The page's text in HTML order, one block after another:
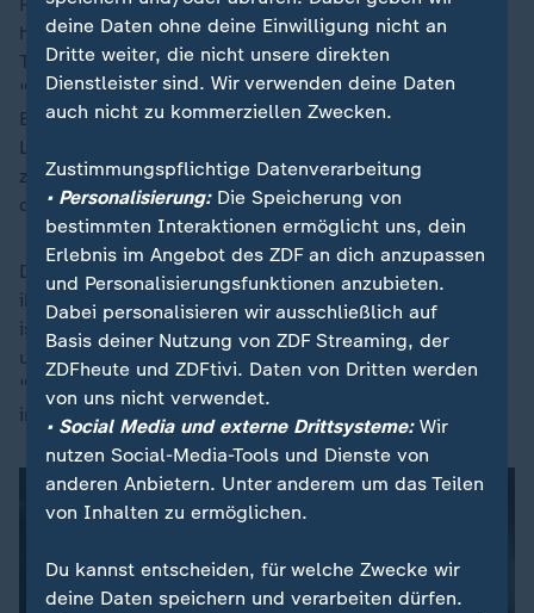
haben. Dazu gehöre neben der selbst auferlegten
Transparenzpflicht bei den Grünen zum Beispiel, keine
"KI zur Nachahmung von Stimmen oder physischem
Erscheinungsbild einer Person" zu verwenden. Die
Linke teilt ZDFheute mit, keine Deepfake-Technologien
zu nutzen, um politischen Mitbewerbern Aussagen in
den Mund zu legen.
Die SPD widmet der Nutzung von KI ein Kapitel in
ihrem "Handbuch Wahlkampfwissen". Darin enthalten
ist neben Nutzungs-Tipps die Mahnung, dass ethische
und rechtliche Aspekte zu berücksichtigen seien:
"Transparenz, Verantwortung und
immer im Vordergrund stehen."
deine Daten ohne deine Einwilligung nicht an
Dritte weiter, die nicht unsere direkten
Dienstleister sind. Wir verwenden deine Daten
auch nicht zu kommerziellen Zwecken.
Zustimmungspflichtige Datenverarbeitung
• Personalisierung:Die Speicherung von
bestimmten Interaktionen ermöglicht uns, dein
Erlebnis im Angebot des ZDF an dich anzupassen
und Personalisierungsfunktionen anzubieten.
Dabei personalisieren wir ausschließlich auf
Basis deiner Nutzung von ZDF Streaming, der
ZDFheute und ZDFtivi. Daten von Dritten werden
von uns nicht verwendet.
• Social Media und externe Drittsysteme:Wir
nutzen Social-Media-Tools und Dienste von
anderen Anbietern. Unter anderem um das Teilen
von Inhalten zu ermöglichen.
Du kannst entscheiden, für welche Zwecke wir
deine Daten speichern und verarbeiten dürfen.